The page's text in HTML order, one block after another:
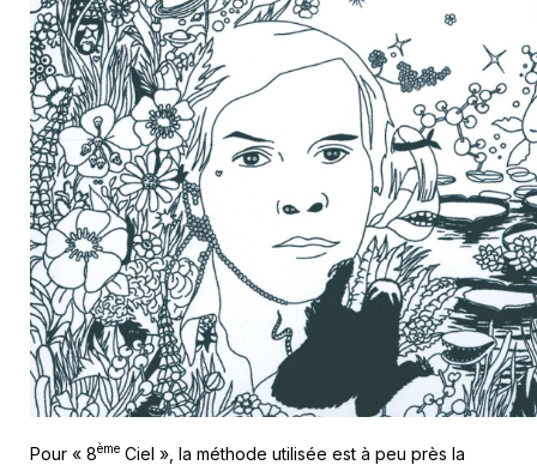
Pour « 8ème Ciel », la méthode utilisée est à peu près la